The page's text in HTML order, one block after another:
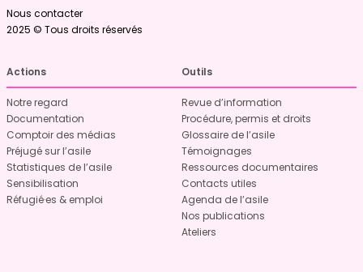
Nous contacter
2025 © Tous droits réservés
Actions
Notre regard
Documentation
Comptoir des médias
Préjugé sur l’asile
Statistiques de l’asile
Sensibilisation
Réfugié·es & emploi
Outils
Revue d’information
Procédure, permis et droits
Glossaire de l’asile
Témoignages
Ressources documentaires
Contacts utiles
Agenda de l’asile
Nos publications
Ateliers